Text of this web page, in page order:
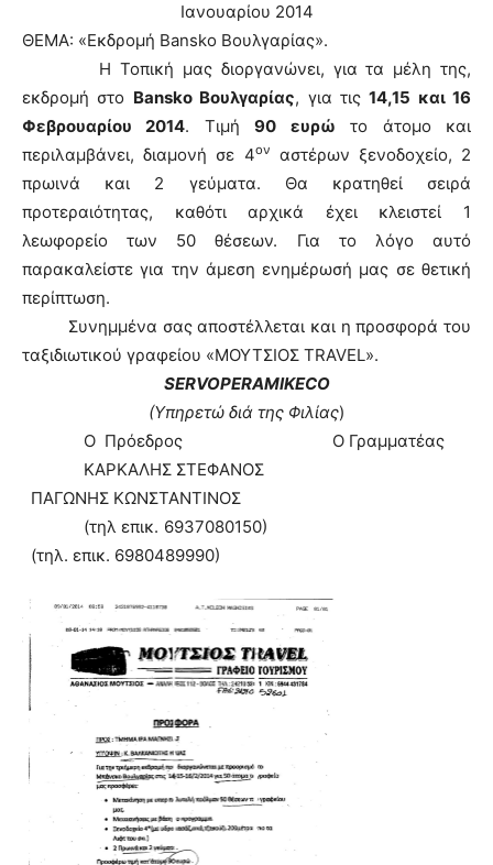
Ιανουαρίου 2014
ΘΕΜΑ: «Εκδρομή Bansko Βουλγαρίας».
Η Τοπική μας διοργανώνει, για τα μέλη της,
εκδρομή στο BanskoΒουλγαρίας, για τις14,15 και 16
Φεβρουαρίου 2014. Τιμή90 ευρώ το άτομο και
περιλαμβάνει, διαμονή σε 4ον
αστέρων ξενοδοχείο, 2
πρωινά και 2 γεύματα. Θα κρατηθεί σειρά
προτεραιότητας, καθότι αρχικά έχει κλειστεί 1
λεωφορείο των 50 θέσεων. Για το λόγο αυτό
παρακαλείστε για την άμεση ενημέρωσή μας σε θετική
περίπτωση.
Συνημμένα σας αποστέλλεται και η προσφορά του
ταξιδιωτικού γραφείου «ΜΟΥΤΣΙΟΣ TRAVEL».
SERVOPERAMIKECO
(Υπηρετώ διά της Φιλίας)
Ο Πρόεδρος Ο Γραμματέας
ΚΑΡΚΑΛΗΣ ΣΤΕΦΑΝΟΣ
ΠΑΓΩΝΗΣ ΚΩΝΣΤΑΝΤΙΝΟΣ
(τηλ επικ. 6937080150)
(τηλ. επικ. 6980489990)